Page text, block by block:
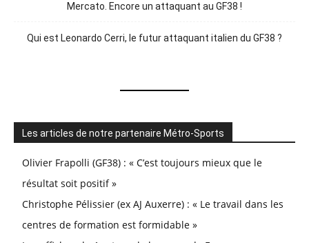
Mercato. Encore un attaquant au GF38 !
Qui est Leonardo Cerri, le futur attaquant italien du GF38 ?
Les articles de notre partenaire Métro-Sports
Olivier Frapolli (GF38) : « C’est toujours mieux que le
résultat soit positif »
Christophe Pélissier (ex AJ Auxerre) : « Le travail dans les
centres de formation est formidable »